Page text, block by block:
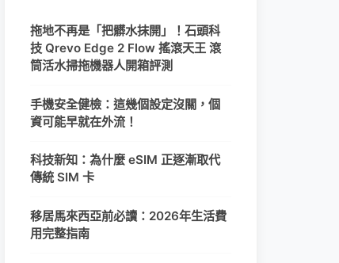
拖地不再是「把髒水抹開」！石頭科
技 Qrevo Edge 2 Flow 搖滾天王 滾
筒活水掃拖機器人開箱評測
手機安全健檢：這幾個設定沒關，個
資可能早就在外流！
科技新知：為什麼 eSIM 正逐漸取代
傳統 SIM 卡
移居馬來西亞前必讀：2026年生活費
用完整指南